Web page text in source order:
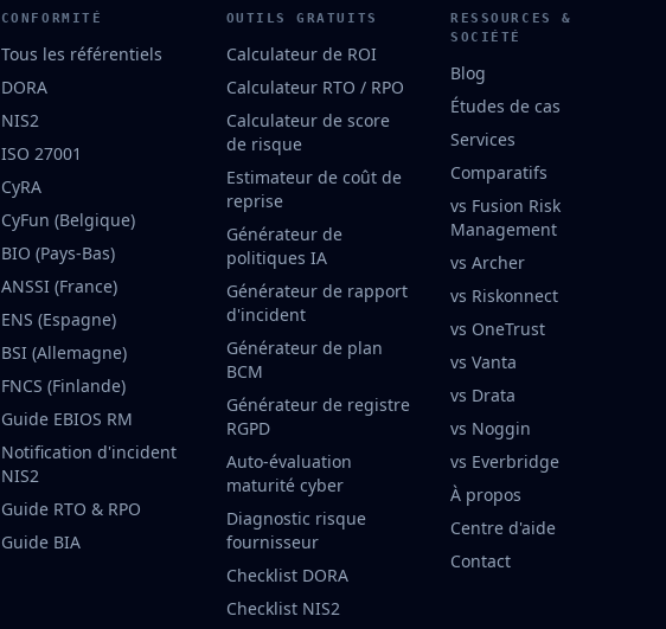
CONFORMITÉ
Tous les référentiels
DORA
NIS2
ISO 27001
CyRA
CyFun (Belgique)
BIO (Pays-Bas)
ANSSI (France)
ENS (Espagne)
BSI (Allemagne)
FNCS (Finlande)
Guide EBIOS RM
Notification d'incident
NIS2
Guide RTO & RPO
Guide BIA
OUTILS GRATUITS
Calculateur de ROI
Calculateur RTO / RPO
Calculateur de score
de risque
Estimateur de coût de
reprise
Générateur de
politiques IA
Générateur de rapport
d'incident
Générateur de plan
BCM
Générateur de registre
RGPD
Auto-évaluation
maturité cyber
Diagnostic risque
fournisseur
Checklist DORA
Checklist NIS2
RESSOURCES &
SOCIÉTÉ
Blog
Études de cas
Services
Comparatifs
vs Fusion Risk
Management
vs Archer
vs Riskonnect
vs OneTrust
vs Vanta
vs Drata
vs Noggin
vs Everbridge
À propos
Centre d'aide
Contact